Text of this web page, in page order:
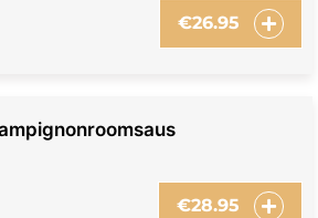
€26.95
€28.95